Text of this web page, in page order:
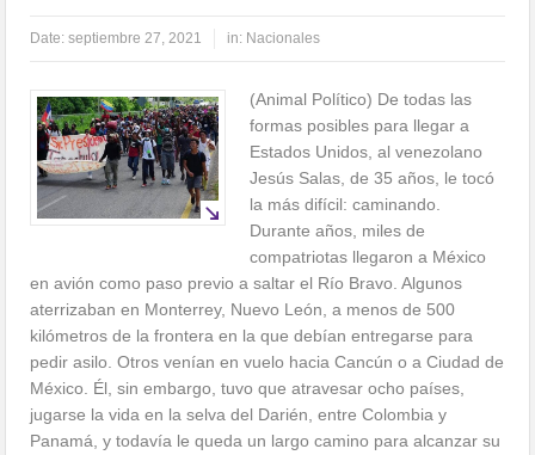
Date:septiembre 27, 2021 in: Nacionales
(Animal Político) De todas las
formas posibles para llegar a
Estados Unidos, al venezolano
Jesús Salas, de 35 años, le tocó
la más difícil: caminando.
Durante años, miles de
compatriotas llegaron a México
en avión como paso previo a saltar el Río Bravo. Algunos
aterrizaban en Monterrey, Nuevo León, a menos de 500
kilómetros de la frontera en la que debían entregarse para
pedir asilo. Otros venían en vuelo hacia Cancún o a Ciudad de
México. Él, sin embargo, tuvo que atravesar ocho países,
jugarse la vida en la selva del Darién, entre Colombia y
Panamá, y todavía le queda un largo camino para alcanzar su